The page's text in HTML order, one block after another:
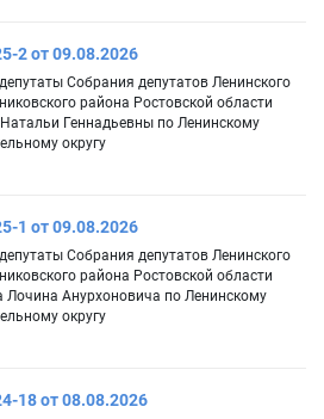
2 от 09.08.2026
Собрания депутатов Ленинского
района Ростовской области
Геннадьевны по Ленинскому
округу
1 от 09.08.2026
Собрания депутатов Ленинского
района Ростовской области
Анурхоновича по Ленинскому
округу
18 от 08.08.2026